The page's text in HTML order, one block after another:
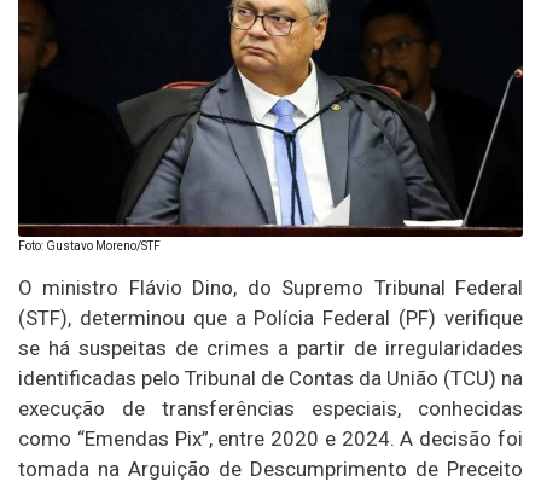
Foto: Gustavo Moreno/STF
O ministro Flávio Dino, do Supremo Tribunal Federal
(STF), determinou que a Polícia Federal (PF) verifique
se há suspeitas de crimes a partir de irregularidades
identificadas pelo Tribunal de Contas da União (TCU) na
execução de transferências especiais, conhecidas
como “Emendas Pix”, entre 2020 e 2024. A decisão foi
tomada na Arguição de Descumprimento de Preceito